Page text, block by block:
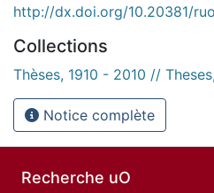
http://dx.doi.org/10.20381/
Collections
Thèses, 1910 - 2010 //
Notice complète
Recherche uO